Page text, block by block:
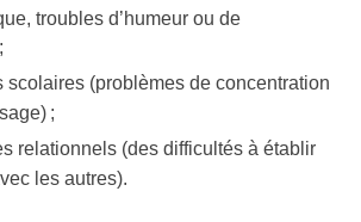
troubles d’humeur ou de
scolaires (problèmes de concentration
;
relationnels (des difficultés à établir
les autres).